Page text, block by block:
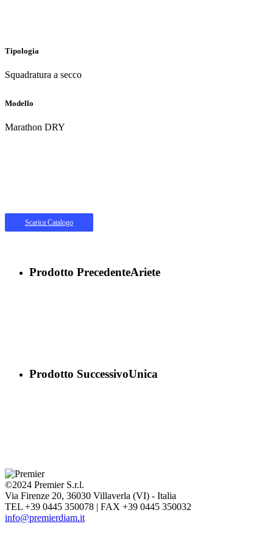
Tipologia
Squadratura a secco
Modello
Marathon DRY
per la lavorazione di piastrelle in gres
Scarica Catalogo
Prodotto PrecedenteAriete
Prodotto SuccessivoUnica
©2024 Premier S.r.l.
Via Firenze 20, 36030 Villaverla (VI) - Italia
TEL +39 0445 350078 | FAX +39 0445 350032
info@premierdiam.it